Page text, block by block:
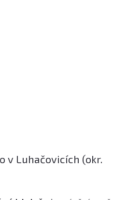
v Luhačovicích (okr.